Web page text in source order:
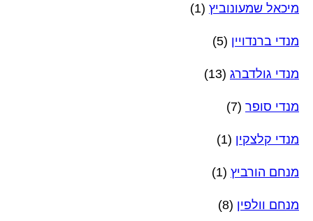
מיכאל שמעונוביץ (1)
מנדי ברנדויין (5)
מנדי גולדברג (13)
מנדי סופר (7)
מנדי קלצקין (1)
מנחם הורביץ (1)
מנחם וולפין (8)